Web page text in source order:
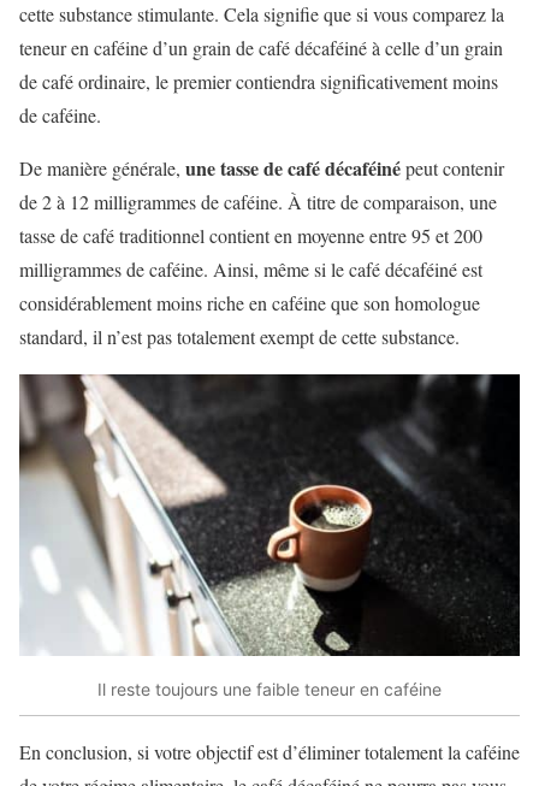
cette substance stimulante. Cela signifie que si vous comparez la
teneur en caféine d’un grain de café décaféiné à celle d’un grain
de café ordinaire, le premier contiendra significativement moins
de caféine.
De manière générale, une tasse de café décaféinépeut contenir
de 2 à 12 milligrammes de caféine. À titre de comparaison, une
tasse de café traditionnel contient en moyenne entre 95 et 200
milligrammes de caféine. Ainsi, même si le café décaféiné est
considérablement moins riche en caféine que son homologue
standard, il n’est pas totalement exempt de cette substance.
Il reste toujours une faible teneur en caféine
En conclusion, si votre objectif est d’éliminer totalement la caféine